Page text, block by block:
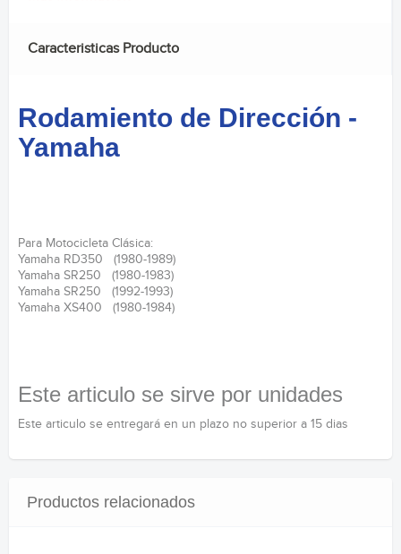
Caracteristicas Producto
Rodamiento de Dirección -
Yamaha
Para Motocicleta Clásica:
Yamaha RD350 (1980-1989)
Yamaha SR250 (1980-1983)
Yamaha SR250 (1992-1993)
Yamaha XS400 (1980-1984)
Este articulo se sirve por unidades
Este articulo se entregará en un plazo no superior a 15 dias
Productos relacionados